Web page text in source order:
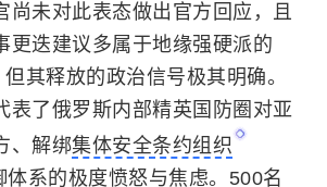
尚未对此表态做出官方回应，且
更迭建议多属于地缘强硬派的
但其释放的政治信号极其明确。
表了俄罗斯内部精英国防圈对亚
、解绑集体安全条约组织
体系的极度愤怒与焦虑。500名